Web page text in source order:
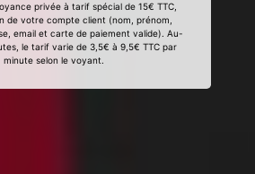
privée à tarif spécial de 15€ TTC,
de votre compte client (nom, prénom,
email et carte de paiement valide). Au-
le tarif varie de 3,5€ à 9,5€ TTC par
minute selon le voyant.